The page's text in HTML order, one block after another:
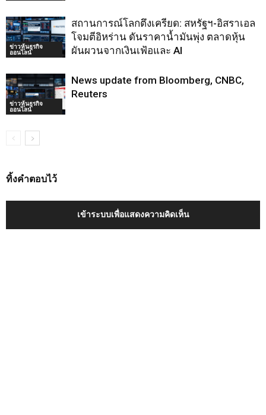
ข่าวหุ้นธุรกิจ
ออนไลน์
สถานการณ์โลกตึงเครียด: สหรัฐฯ-อิสราเอล
โจมตีอิหร่าน ดันราคาน้ำมันพุ่ง ตลาดหุ้น
ผันผวนจากเงินเฟ้อและ AI
ข่าวหุ้นธุรกิจ
ออนไลน์
News update from Bloomberg, CNBC,
Reuters
ทิ้งคำตอบไว้
เข้าระบบเพื่อแสดงความคิดเห็น